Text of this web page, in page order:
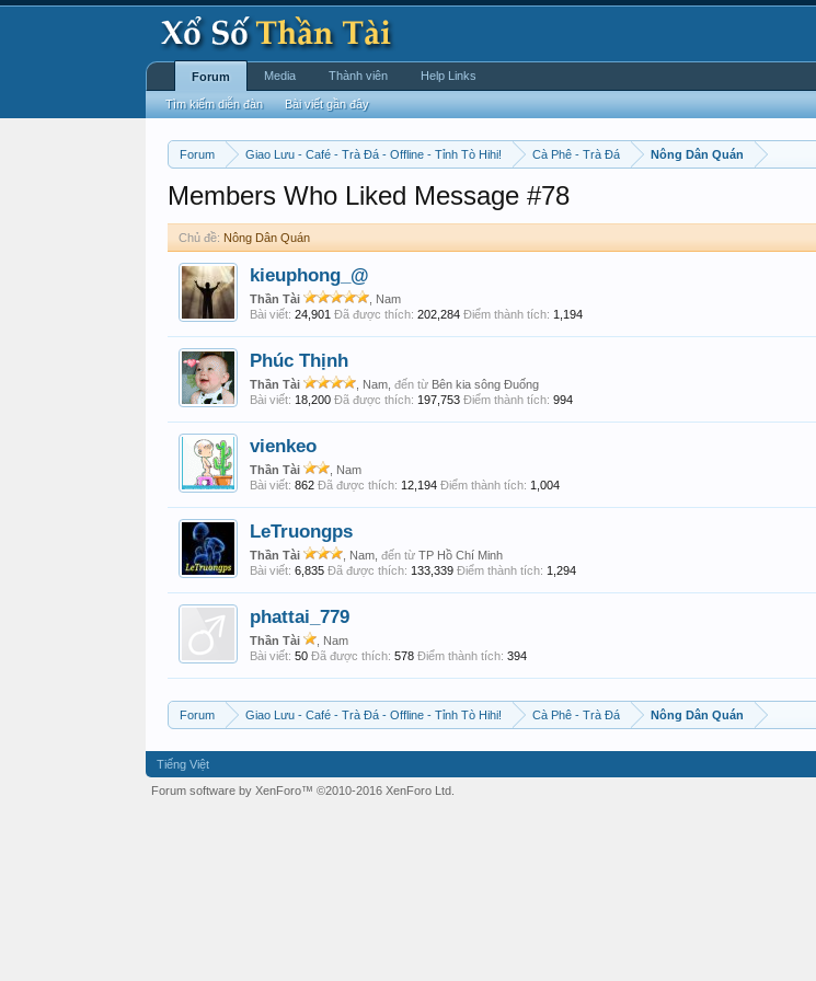
Forum Giao Lưu - Café - Trà Đá - Offline - Tỉnh Tò Hihi! Cà Phê - Trà Đá Nông Dân Quán
Members Who Liked Message #78
Chủ đề: Nông Dân Quán
kieuphong_@
Thần Tài
, Nam
Bài viết: 24,901 Đã được thích: 202,284 Điểm thành tích: 1,194
Phúc Thịnh
Thần Tài , Nam, đến từ Bên kia sông Đuống
Bài viết: 18,200 Đã được thích: 197,753 Điểm thành tích: 994
vienkeo
Thần Tài
, Nam
Bài viết: 862 Đã được thích: 12,194 Điểm thành tích: 1,004
LeTruongps
Thần Tài , Nam, đến từ TP Hồ Chí Minh
Bài viết: 6,835 Đã được thích: 133,339 Điểm thành tích: 1,294
phattai_779
Thần Tài
, Nam
Bài viết: 50 Đã được thích: 578 Điểm thành tích: 394
Forum Giao Lưu - Café - Trà Đá - Offline - Tỉnh Tò Hihi! Cà Phê - Trà Đá Nông Dân Quán
Forum
Tìm kiếm diễn đàn Bài viết gần đây
Media Thành viên Help Links
Tiếng Việt
Forum software by XenForo™ ©2010-2016 XenForo Ltd.